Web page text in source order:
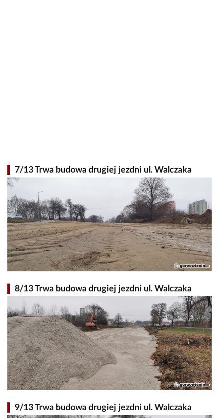
7/13 Trwa budowa drugiej jezdni ul. Walczaka
8/13 Trwa budowa drugiej jezdni ul. Walczaka
9/13 Trwa budowa drugiej jezdni ul. Walczaka